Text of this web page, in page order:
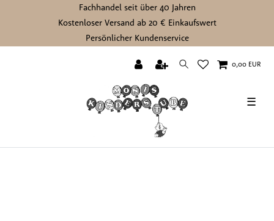
Fachhandel seit über 40 Jahren
Kostenloser Versand ab 20 € Einkaufswert
Persönlicher Kundenservice
0,00 EUR
☰